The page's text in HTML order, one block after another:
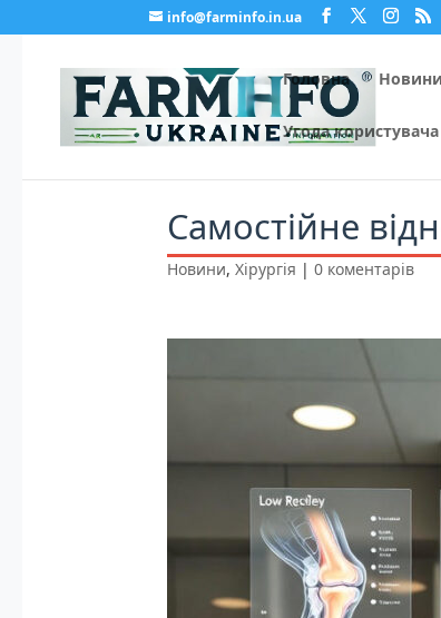
info@farminfo.in.ua
Головна Новини
Угода користувача
Самостійне
Новини,Хірургія |0 коментарів